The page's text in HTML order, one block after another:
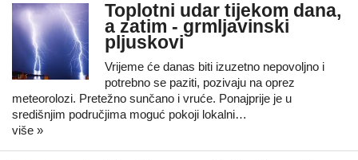
Toplotni udar tijekom dana,
a zatim - grmljavinski
pljuskovi
Vrijeme će danas biti izuzetno nepovoljno i
potrebno se paziti, pozivaju na oprez
meteorolozi. Pretežno sunčano i vruće. Ponajprije je u
središnjim područjima moguć pokoji lokalni…
više »